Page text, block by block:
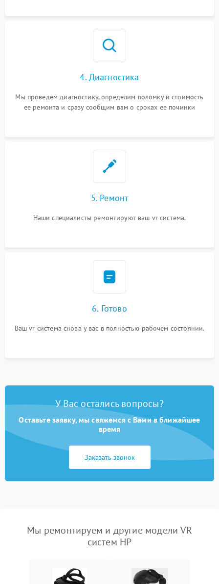
4. Диагностика
Мы проведем диагностику, определим поломку и стоимость
ее ремонта и сразу сообщим вам о сроках ее починки
5. Ремонт
Наши специалисты ремонтируют ваш vr система.
6. Готово
Ваш vr система снова у вас в полностью рабочем состоянии.
У Вас остались вопросы?
Оставьте заявку, мы свяжемся с Вами в ближайшее
время
Заказать звонок
Мы ремонтируем и другие модели VR
систем HP